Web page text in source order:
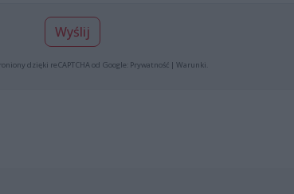
Wyślij
dzięki reCAPTCHA od Google: Prywatność| Warunki